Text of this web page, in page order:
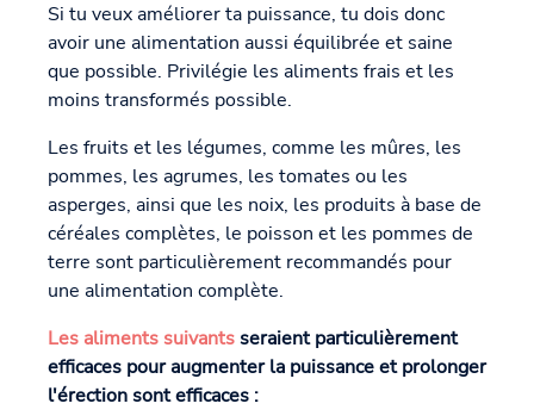
Si tu veux améliorer ta puissance, tu dois donc
avoir une alimentation aussi équilibrée et saine
que possible. Privilégie les aliments frais et les
moins transformés possible.
Les fruits et les légumes, comme les mûres, les
pommes, les agrumes, les tomates ou les
asperges, ainsi que les noix, les produits à base de
céréales complètes, le poisson et les pommes de
terre sont particulièrement recommandés pour
une alimentation complète.
Les aliments suivantsseraient particulièrement
efficaces pour augmenter la puissance et prolonger
l'érectionsont efficaces :